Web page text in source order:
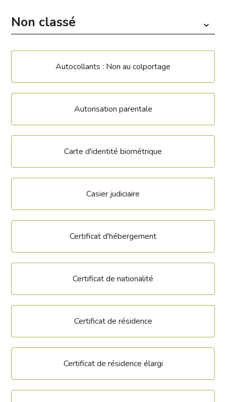
Non classé
Autocollants : Non au colportage
Autorisation parentale
Carte d'identité biométrique
Casier judiciaire
Certificat d'hébergement
Certificat de nationalité
Certificat de résidence
Certificat de résidence élargi